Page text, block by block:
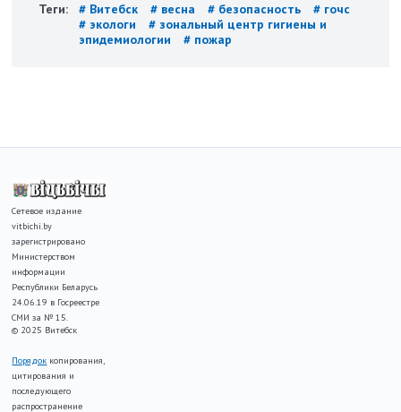
Теги: # Витебск # весна # безопасность
# гочс
# экологи
# зональный центр гигиены и
эпидемиологии
# пожар
Сетевое издание
vitbichi.by
зарегистрировано
Министерством
информации
Республики Беларусь
24.06.19 в Госреестре
СМИ за № 15.
© 2025 Витебск
Порядок копирования,
цитирования и
последующего
распространение